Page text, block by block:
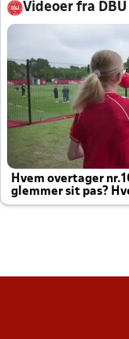
Videoer fra DBU
Hvem overtager
glemmer sit pas?
altid til efter